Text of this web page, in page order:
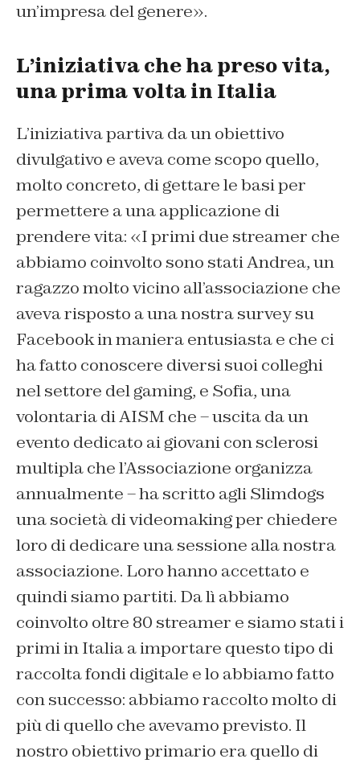
un’impresa del genere».
L’iniziativa che ha preso vita,
una prima volta in Italia
L’iniziativa partiva da un obiettivo
divulgativo e aveva come scopo quello,
molto concreto, di gettare le basi per
permettere a una applicazione di
prendere vita: «I primi due streamer che
abbiamo coinvolto sono stati Andrea, un
ragazzo molto vicino all’associazione che
aveva risposto a una nostra survey su
Facebook in maniera entusiasta e che ci
ha fatto conoscere diversi suoi colleghi
nel settore del gaming, e Sofia, una
volontaria di AISM che – uscita da un
evento dedicato ai giovani con sclerosi
multipla che l’Associazione organizza
annualmente – ha scritto agli Slimdogs
una società di videomaking per chiedere
loro di dedicare una sessione alla nostra
associazione. Loro hanno accettato e
quindi siamo partiti. Da lì abbiamo
coinvolto oltre 80 streamer e siamo stati i
primi in Italia a importare questo tipo di
raccolta fondi digitale e lo abbiamo fatto
con successo: abbiamo raccolto molto di
più di quello che avevamo previsto. Il
nostro obiettivo primario era quello di